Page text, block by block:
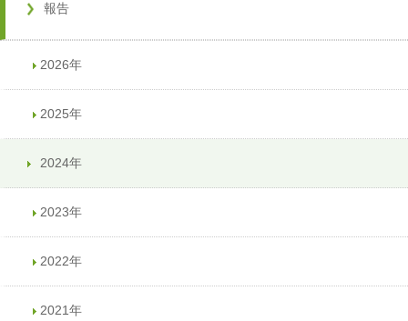
報告
2026年
2025年
2024年
2023年
2022年
2021年